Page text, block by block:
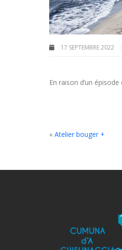
17 SEPTEMBRE 2022
En raison d’un
« Atelier bouger +